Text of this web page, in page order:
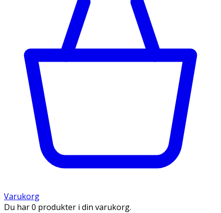
Varukorg
Du har 0 produkter i din varukorg.